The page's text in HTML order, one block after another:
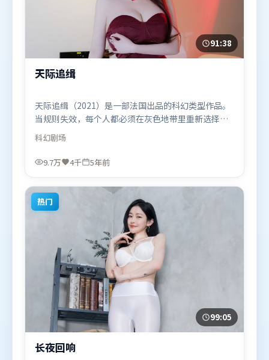
91:38
天际追缉
天际追缉（2021）是一部法国出品的科幻类型作品。
当规则失效，每个人都必须在灰色地带里重新选择立
场与底线。人物关系网复杂却不凌乱，每场对手戏都
推动信息增量。由徐克执导，章子怡、黄政民、廖
凡，刘亦菲、马东锡等联袂出演。影片于2021年7月6
的观众观看。
科幻剧场
9.7万 4千 5年前
热门
99:05
长夜回响